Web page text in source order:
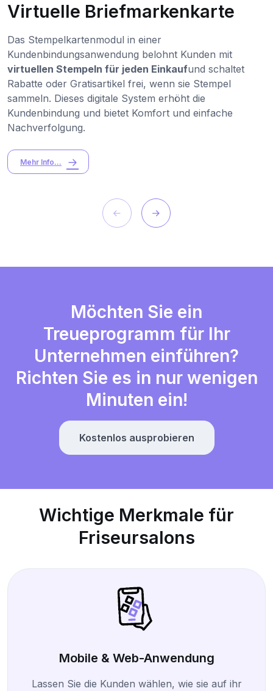
Virtuelle Briefmarkenkarte
Das Stempelkartenmodul in einer
Kundenbindungsanwendung belohnt Kunden mit
virtuellen Stempeln für jeden Einkaufund schaltet
Rabatte oder Gratisartikel frei, wenn sie Stempel
sammeln. Dieses digitale System erhöht die
Kundenbindung und bietet Komfort und einfache
Nachverfolgung.
Mehr Info...
Möchten Sie ein
Treueprogramm für Ihr
Unternehmen einführen?
Richten Sie es in nur wenigen
Minuten ein!
Kostenlos ausprobieren
Wichtige Merkmale für
Friseursalons
Mobile & Web-Anwendung
Lassen Sie die Kunden wählen, wie sie auf ihr